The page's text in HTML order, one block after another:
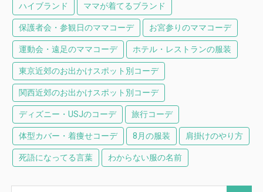
ハイブランド ママが着てるブランド
保護者会・参観日のママコーデ お宮参りのママコーデ
運動会・遠足のママコーデ ホテル・レストランの服装
東京近郊のお出かけスポット別コーデ
関西近郊のお出かけスポット別コーデ
ディズニー・USJのコーデ 旅行コーデ
体型カバー・着痩せコーデ 8月の服装 肩掛けのやり方
死語になってる言葉 わからない服の名前